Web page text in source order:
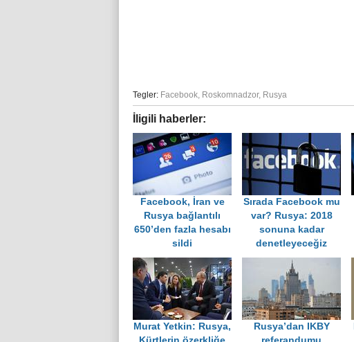
Tegler: Facebook, Roskomnadzor, Rusya
İligili haberler:
Facebook, İran ve
Rusya bağlantılı
650’den fazla hesabı
sildi
Sırada Facebook mu
var? Rusya: 2018
sonuna kadar
denetleyeceğiz
Murat Yetkin: Rusya,
Rusya’dan IKBY